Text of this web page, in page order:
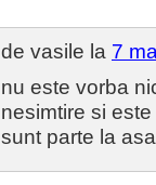
de vasile la 7
nu este vorba
nesimtire si
sunt parte la